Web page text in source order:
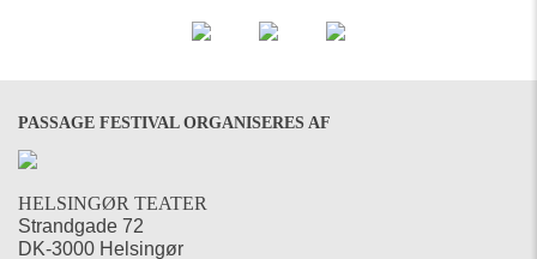
PASSAGE FESTIVAL ORGANISERES AF
HELSINGØR TEATER
Strandgade 72
DK-3000 Helsingør